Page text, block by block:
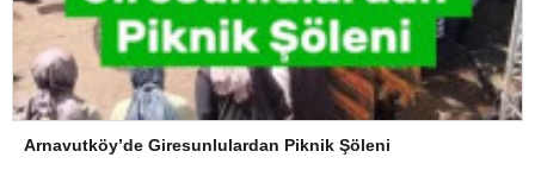
Arnavutköy’de Giresunlulardan Piknik Şöleni